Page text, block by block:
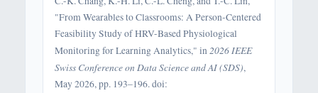
"From Wearables to Classrooms: A Person-Centered
Feasibility Study of HRV-Based Physiological
Monitoring for Learning Analytics," in2026 IEEE
Swiss Conference on Data Science and AI (SDS),
May 2026, pp. 193–196. doi: